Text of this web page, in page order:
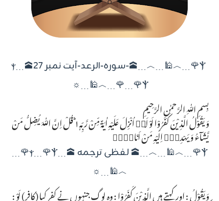
Ⲯ🌹﹍︿🕌﹍︿﹍🕋-سورہ-الرعد-آیت نمبر 27🕋﹍ⲯ
﹍🌹ⲯ🌹﹍︿🕌﹍☼
بِسمِ اللّٰہِ الرَّحمٰنِ الرَّحِیمِ
وَ یَقُوْلُ الَّذِیْنَ كَفَرُوْا لَوْ لَاۤ اُنْزِلَ عَلَیْهِ اٰیَةٌ مِّنْ رَّبِّهٖ١ؕ قُلْ اِنَّ اللّٰهَ یُضِلُّ مَنْ
یَّشَآءُ وَ یَهْدِیْۤ اِلَیْهِ مَنْ اَنَابَۖۚ
Ⲯ🌹﹍︿🕌﹍︿﹍🕋 لفظی ترجمہ 🕋﹍ⲯ﹍🌹ⲯ🌹﹍
︿🕌﹍☼
وَيَقُوْلُ : اور کہتے ہیں الَّذِيْنَ كَفَرُوْا : وہ لوگ جنہوں نے کفر کیا (کافر) لَوْ :